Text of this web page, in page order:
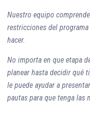
Nuestro equipo
restricciones del
hacer.
No importa en que etapa
planear hasta decidir qué
le puede ayudar a
pautas para que tenga las